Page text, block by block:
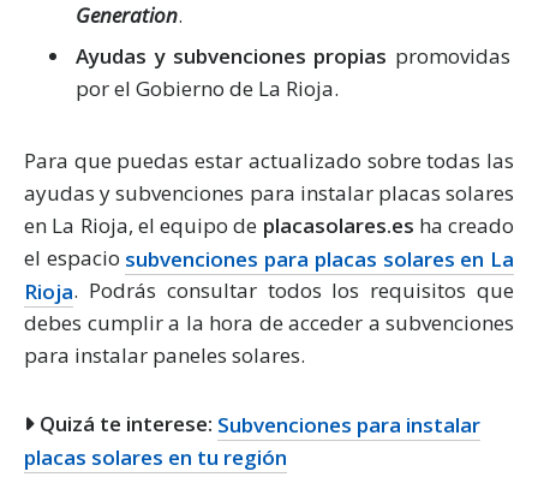
Generation.
Ayudas y subvenciones propias promovidas
por el Gobierno de La Rioja.
Para que puedas estar actualizado sobre todas las
ayudas y subvenciones para instalar placas solares
en La Rioja, el equipo de placasolares.es ha creado
el espacio subvenciones para placas solares en La
Rioja. Podrás consultar todos los requisitos que
debes cumplir a la hora de acceder a subvenciones
para instalar paneles solares.
Quizá te interese: Subvenciones para instalar
placas solares en tu región